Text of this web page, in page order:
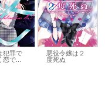
犯罪で
恋で...
悪役令嬢は２
度死ぬ